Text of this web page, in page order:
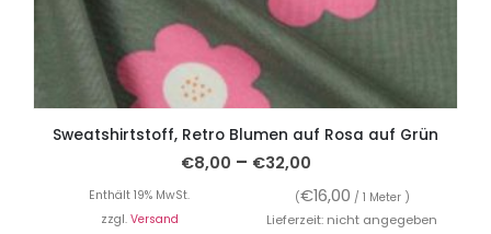
Sweatshirtstoff, Retro Blumen auf Rosa auf Grün
€8,00 – €32,00
Enthält 19% MwSt. (€16,00 / 1 Meter )
zzgl. Versand Lieferzeit: nicht angegeben